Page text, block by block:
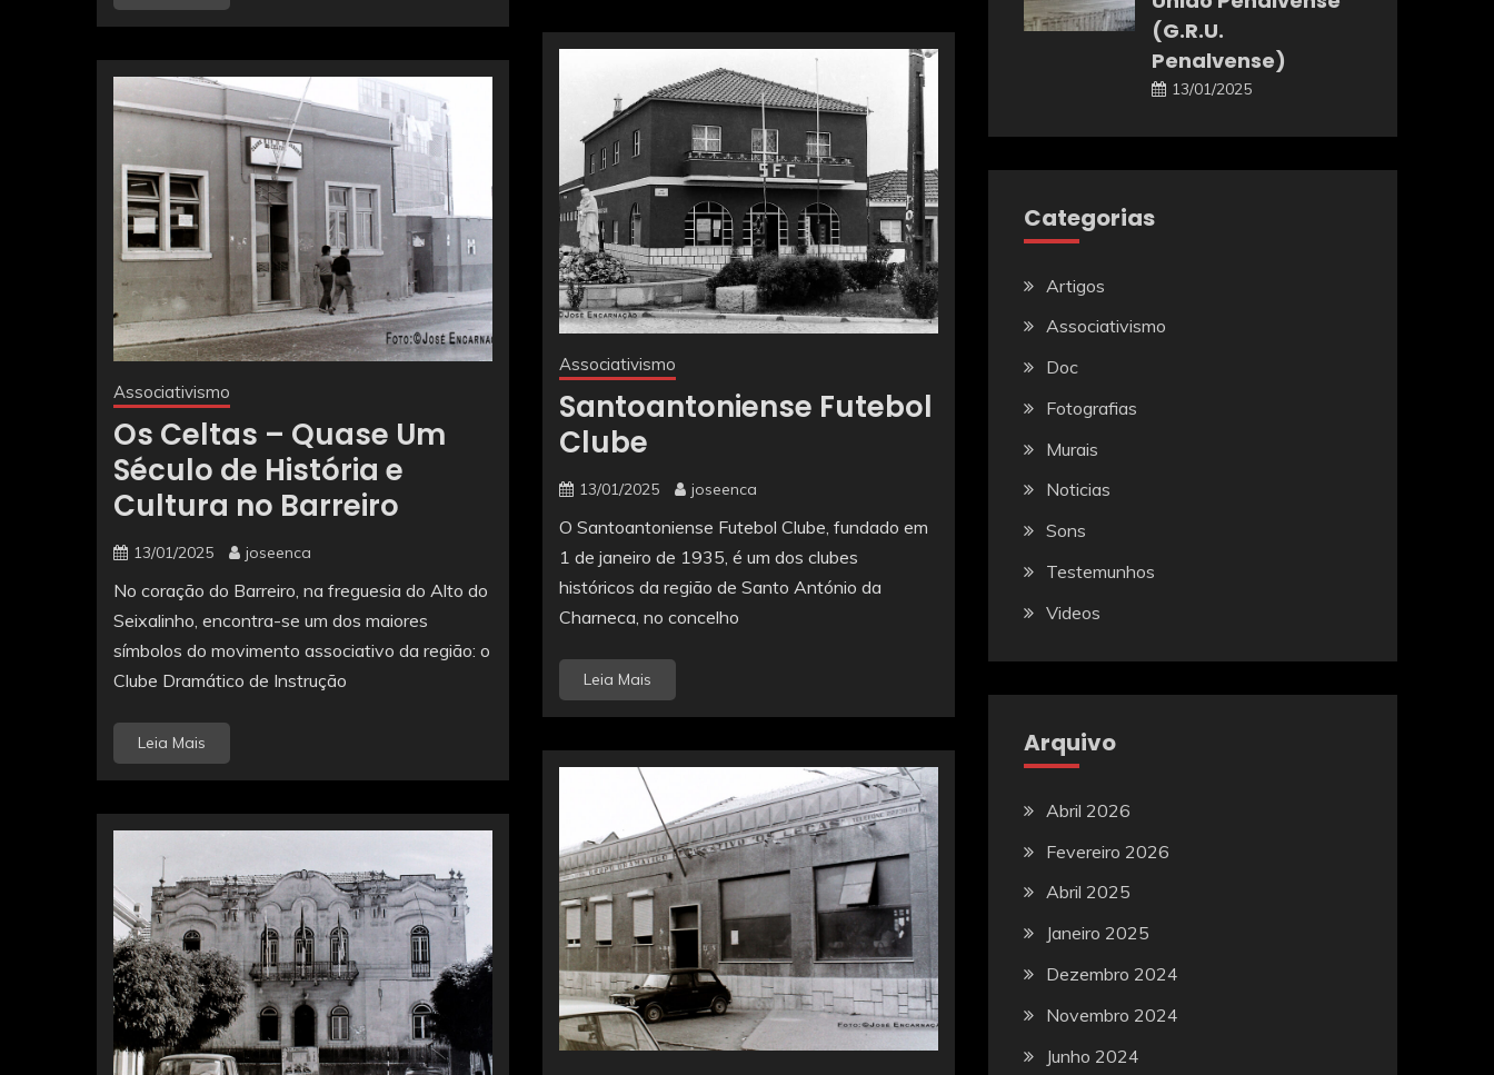
Associativismo
Santoantoniense Futebol
Clube
13/01/2025 joseenca
O Santoantoniense Futebol Clube, fundado em
1 de janeiro de 1935, é um dos clubes
históricos da região de Santo António da
Charneca, no concelho
Leia Mais
Associativismo
Os Celtas – Quase Um
Século de História e
Cultura no Barreiro
13/01/2025 joseenca
No coração do Barreiro, na freguesia do Alto do
Seixalinho, encontra-se um dos maiores
símbolos do movimento associativo da região: o
Clube Dramático de Instrução
Leia Mais
(G.R.U.
Penalvense)
13/01/2025
Categorias
Artigos
Associativismo
Doc
Fotografias
Murais
Noticias
Sons
Testemunhos
Videos
Arquivo
Abril 2026
Fevereiro 2026
Abril 2025
Janeiro 2025
Dezembro 2024
Novembro 2024
Junho 2024